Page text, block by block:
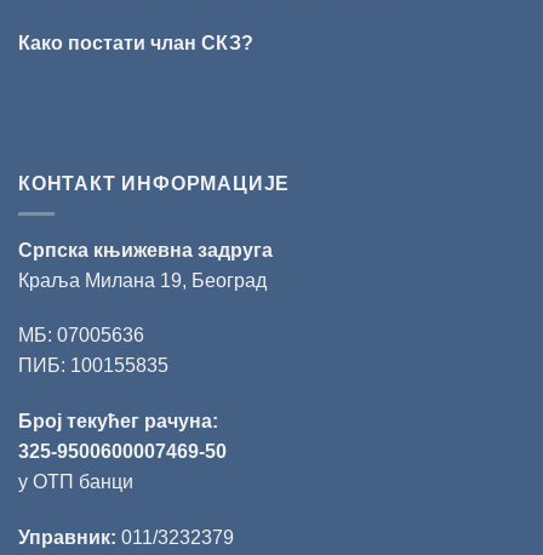
поезију
Како постати члан СКЗ?
КОНТАКТ ИНФОРМАЦИЈЕ
Српска књижевна задруга
Краља Милана 19, Београд
МБ: 07005636
ПИБ: 100155835
Број текућег рачуна:
325-9500600007469-50
у ОТП банци
Управник: 011/3232379